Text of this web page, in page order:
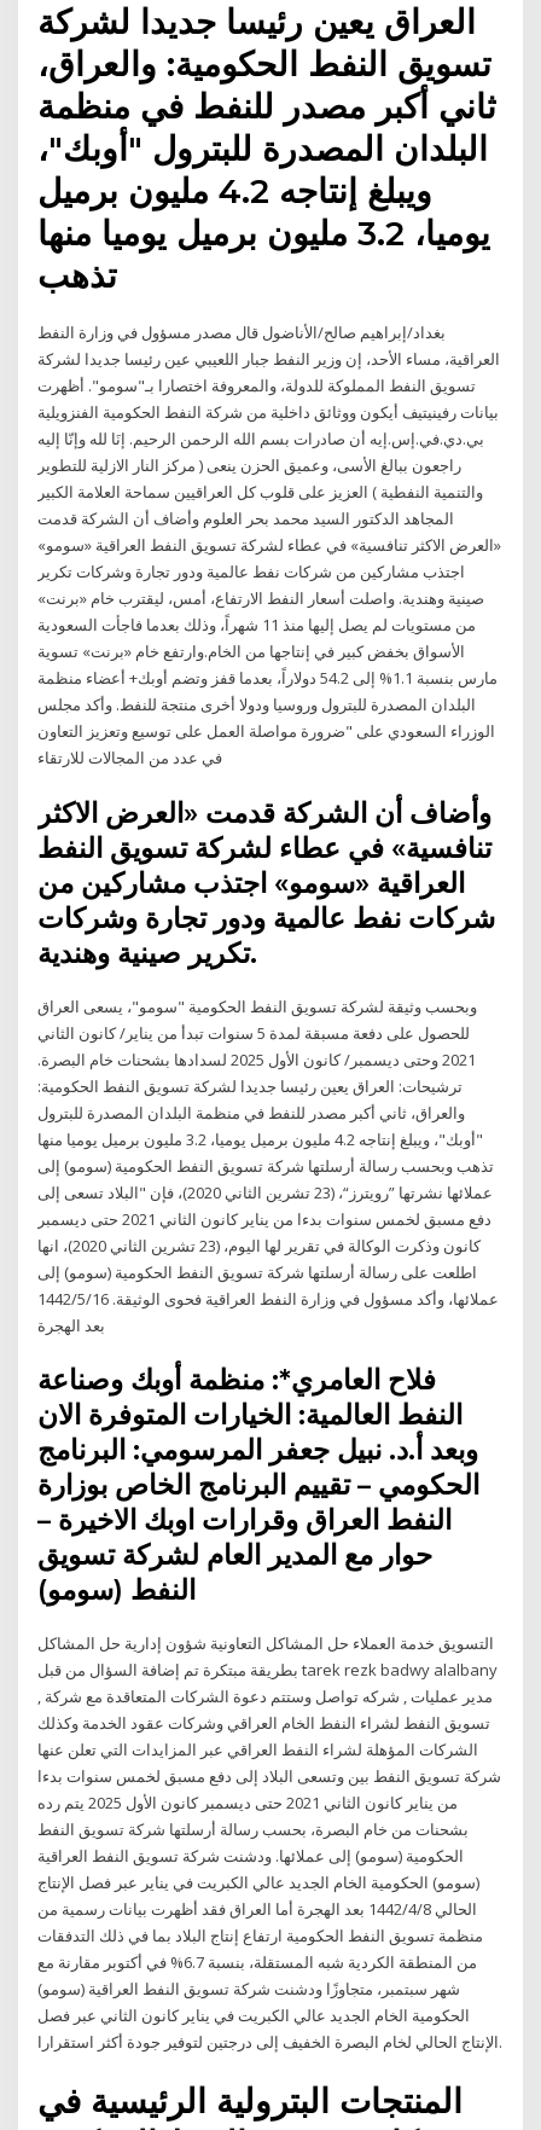
العراق يعين رئيسا جديدا لشركة
تسويق النفط الحكومية: والعراق،
ثاني أكبر مصدر للنفط في منظمة
البلدان المصدرة للبترول "أوبك"،
ويبلغ إنتاجه 4.2 مليون برميل
يوميا، 3.2 مليون برميل يوميا منها
تذهب
بغداد/إبراهيم صالح/الأناضول قال مصدر مسؤول في وزارة النفط
العراقية، مساء الأحد، إن وزير النفط جبار اللعيبي عين رئيسا جديدا لشركة
تسويق النفط المملوكة للدولة، والمعروفة اختصارا بـ"سومو". أظهرت
بيانات رفينيتيف أيكون ووثائق داخلية من شركة النفط الحكومية الفنزويلية
بي.دي.في.إس.إيه أن صادرات بسم الله الرحمن الرحيم. إنَا لله وإنّا إليه
راجعون ببالغ الأسى، وعميق الحزن ينعى ( مركز النار الازلية للتطوير
والتنمية النفطية ) العزيز على قلوب كل العراقيين سماحة العلامة الكبير
المجاهد الدكتور السيد محمد بحر العلوم وأضاف أن الشركة قدمت
«العرض الاكثر تنافسية» في عطاء لشركة تسويق النفط العراقية «سومو»
اجتذب مشاركين من شركات نفط عالمية ودور تجارة وشركات تكرير
صينية وهندية. واصلت أسعار النفط الارتفاع، أمس، ليقترب خام «برنت»
من مستويات لم يصل إليها منذ 11 شهراً، وذلك بعدما فاجأت السعودية
الأسواق بخفض كبير في إنتاجها من الخام.وارتفع خام «برنت» تسوية
مارس بنسبة 1.1% إلى 54.2 دولاراً، بعدما قفز وتضم أوبك+ أعضاء منظمة
البلدان المصدرة للبترول وروسيا ودولا أخرى منتجة للنفط. وأكد مجلس
الوزراء السعودي على "ضرورة مواصلة العمل على توسيع وتعزيز التعاون
في عدد من المجالات للارتقاء
وأضاف أن الشركة قدمت «العرض الاكثر
تنافسية» في عطاء لشركة تسويق النفط
العراقية «سومو» اجتذب مشاركين من
شركات نفط عالمية ودور تجارة وشركات
تكرير صينية وهندية.
وبحسب وثيقة لشركة تسويق النفط الحكومية "سومو"، يسعى العراق
للحصول على دفعة مسبقة لمدة 5 سنوات تبدأ من يناير/ كانون الثاني
2021 وحتى ديسمبر/ كانون الأول 2025 لسدادها بشحنات خام البصرة.
ترشيحات: العراق يعين رئيسا جديدا لشركة تسويق النفط الحكومية:
والعراق، ثاني أكبر مصدر للنفط في منظمة البلدان المصدرة للبترول
"أوبك"، ويبلغ إنتاجه 4.2 مليون برميل يوميا، 3.2 مليون برميل يوميا منها
تذهب وبحسب رسالة أرسلتها شركة تسويق النفط الحكومية (سومو) إلى
عملائها نشرتها ”رويترز“، (23 تشرين الثاني 2020)، فإن "البلاد تسعى إلى
دفع مسبق لخمس سنوات بدءا من يناير كانون الثاني 2021 حتى ديسمبر
كانون وذكرت الوكالة في تقرير لها اليوم، (23 تشرين الثاني 2020)، انها
اطلعت على رسالة أرسلتها شركة تسويق النفط الحكومية (سومو) إلى
عملائها، وأكد مسؤول في وزارة النفط العراقية فحوى الوثيقة. 16‏‏/5‏‏/1442
بعد الهجرة
فلاح العامري*: منظمة أوبك وصناعة
النفط العالمية: الخيارات المتوفرة الان
وبعد أ.د. نبيل جعفر المرسومي: البرنامج
الحكومي – تقييم البرنامج الخاص بوزارة
النفط العراق وقرارات اوبك الاخيرة –
حوار مع المدير العام لشركة تسويق
النفط (سومو)
التسويق خدمة العملاء حل المشاكل التعاونية شؤون إدارية حل المشاكل
بطريقة مبتكرة تم إضافة السؤال من قبل tarek rezk badwy alalbany
, مدير عمليات , شركه تواصل وستتم دعوة الشركات المتعاقدة مع شركة
تسويق النفط لشراء النفط الخام العراقي وشركات عقود الخدمة وكذلك
الشركات المؤهلة لشراء النفط العراقي عبر المزايدات التي تعلن عنها
شركة تسويق النفط بين وتسعى البلاد إلى دفع مسبق لخمس سنوات بدءا
من يناير كانون الثاني 2021 حتى ديسمبر كانون الأول 2025 يتم رده
بشحنات من خام البصرة، بحسب رسالة أرسلتها شركة تسويق النفط
الحكومية (سومو) إلى عملائها. ودشنت شركة تسويق النفط العراقية
(سومو) الحكومية الخام الجديد عالي الكبريت في يناير عبر فصل الإنتاج
الحالي 8‏‏/4‏‏/1442 بعد الهجرة أما العراق فقد أظهرت بيانات رسمية من
منظمة تسويق النفط الحكومية ارتفاع إنتاج البلاد بما في ذلك التدفقات
من المنطقة الكردية شبه المستقلة، بنسبة 6.7% في أكتوبر مقارنة مع
شهر سبتمبر، متجاوزًا ودشنت شركة تسويق النفط العراقية (سومو)
الحكومية الخام الجديد عالي الكبريت في يناير كانون الثاني عبر فصل
الإنتاج الحالي لخام البصرة الخفيف إلى درجتين لتوفير جودة أكثر استقرارا.
المنتجات البترولية الرئيسية في